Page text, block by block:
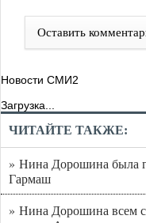
Оставить
Новости СМИ2
Загрузка...
ЧИТАЙТЕ ТАКЖЕ:
» Нина Дорошина была
Гармаш
» Нина Дорошина всем